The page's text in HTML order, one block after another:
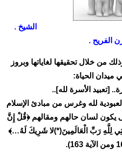
.
الفريح .
من خلال تحقيقها لغاياتها وبروز
ميدان الحياة:
لله وغرس من مبادئ الإسلام
يكون لسان حالهم ومقالهم ﴿قُلْ إِنَّ
لِلَّهِ رَبِّ الْعَالَمِينَ(*)لا شَرِيكَ لَهُ…﴾